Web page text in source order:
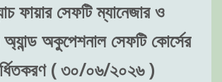
ফায়ার সেফটি ম্যানেজার ও
অ্যান্ড অকুপেশনাল সেফটি কোর্সের
( ৩০/০৬/২০২৬ )